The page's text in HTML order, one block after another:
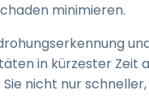
minimieren.
in kürzester Zeit
nicht nur